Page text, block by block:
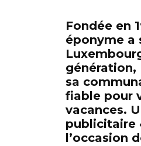
Fondée en
éponyme a
génération,
sa
fiable pour
vacances.
publicitaire
l’occasion